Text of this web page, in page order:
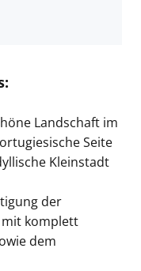
Landschaft im
Seite
Kleinstadt
der
komplett
dem